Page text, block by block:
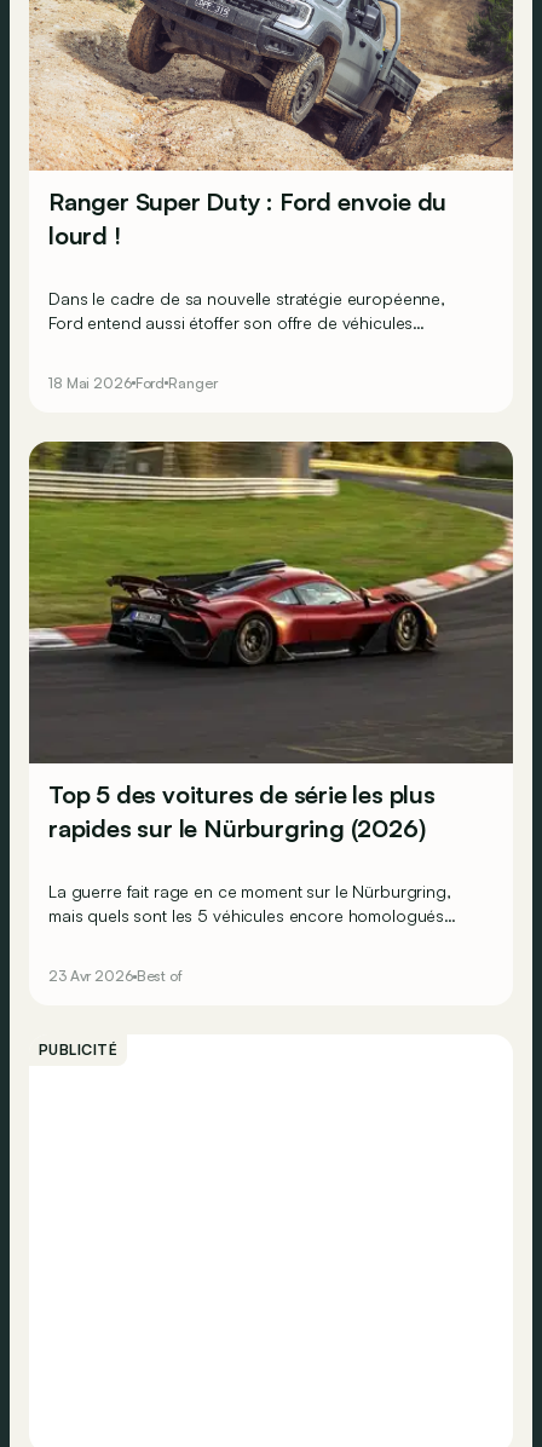
Ranger Super Duty : Ford envoie du
lourd !
Dans le cadre de sa nouvelle stratégie européenne,
Ford entend aussi étoffer son offre de véhicules
18 Mai 2026 Ford Ranger
Top 5 des voitures de série les plus
rapides sur le Nürburgring (2026)
La guerre fait rage en ce moment sur le Nürburgring,
mais quels sont les 5 véhicules encore homologués
23 Avr 2026 Best of
PUBLICITÉ